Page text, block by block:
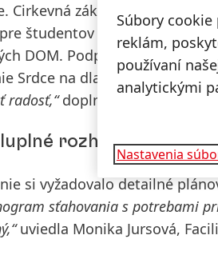
. Cirkevná základná škola Narnia
študentov a vďaka OZ
DOM. Podporu získala aj
Srdce na dlani. „Sme radi,
radosť,“doplnila Jana Žilecká,
rozhodnutia s
si vyžadovalo detailné
sťahovania s potrebami
uviedla Monika Jursová,
Súbory
reklám,
používaní
analytickými
Nastavenia